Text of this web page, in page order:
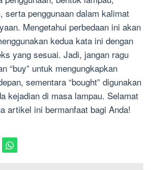
serta penggunaan dalam kalimat
Mengetahui perbedaan ini akan
kedua kata ini dengan
yang sesuai. Jadi, jangan ragu
“buy” untuk mengungkapkan
sementara “bought” digunakan
kejadian di masa lampau. Selamat
artikel ini bermanfaat bagi Anda!